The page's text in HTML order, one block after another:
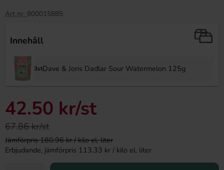
Art nr: 800015885
Innehåll
3stDave & Jons Dadlar Sour Watermelon 125g
42.50 kr/st
67.86 kr/st
Jämförpris 180.96 kr / kilo el. liter
Erbjudande, jämförpris 113.33 kr / kilo el. liter